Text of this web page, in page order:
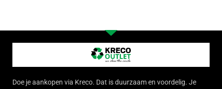
Doe je aankopen via Kreco. Dat is duurzaam en voordelig. Je